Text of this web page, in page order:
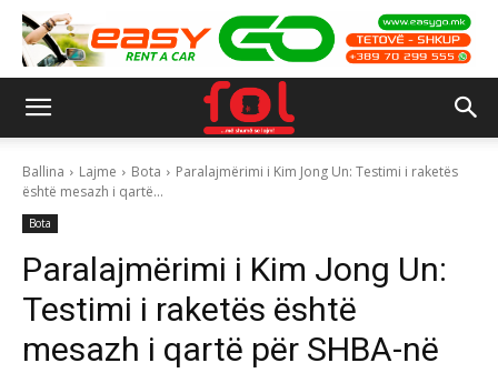
Ballina Lajme Bota
Paralajmërimi i Kim Jong Un: Testimi i raketës
është mesazh i qartë...
Bota
Paralajmërimi i Kim Jong Un:
Testimi i raketës është
mesazh i qartë për SHBA-në